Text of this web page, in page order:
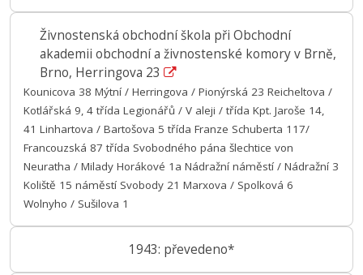
Živnostenská obchodní škola při Obchodní
akademii obchodní a živnostenské komory v Brně,
Brno, Herringova 23
Kounicova 38 Mýtní / Herringova / Pionýrská 23 Reicheltova /
Kotlářská 9, 4 třída Legionářů / V aleji / třída Kpt. Jaroše 14,
41 Linhartova / Bartošova 5 třída Franze Schuberta 117/
Francouzská 87 třída Svobodného pána šlechtice von
Neuratha / Milady Horákové 1a Nádražní náměstí / Nádražní 3
Koliště 15 náměstí Svobody 21 Marxova / Spolková 6
Wolnyho / Sušilova 1
1943: převedeno*